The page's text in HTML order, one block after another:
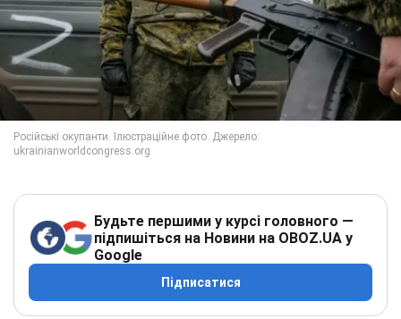
Будьте першими у курсі головного —
підпишіться на Новини на OBOZ.UA у
Google
Підписатися